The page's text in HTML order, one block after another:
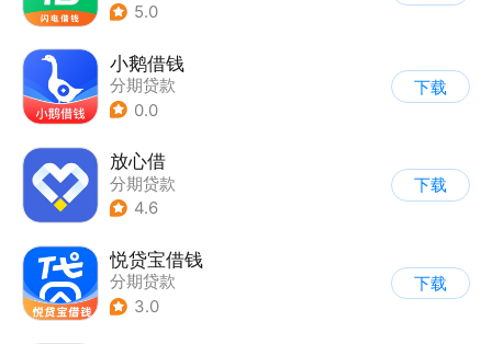
5.0
小鹅借钱
分期贷款
0.0
下载
放心借
分期贷款
4.6
下载
悦贷宝借钱
分期贷款
3.0
下载